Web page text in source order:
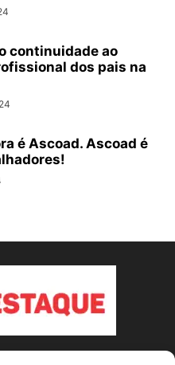
continuidade ao
dos pais na
é Ascoad. Ascoad é